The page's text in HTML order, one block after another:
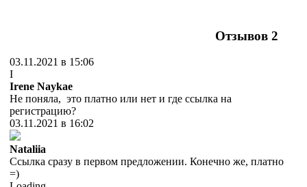
Отзывов 2
03.11.2021 в 15:06
I
Irene Naykae
Не поняла, это платно или нет и где ссылка на
регистрацию?
03.11.2021 в 16:02
Nataliia
Ссылка сразу в первом предложении. Конечно же, платно
=)